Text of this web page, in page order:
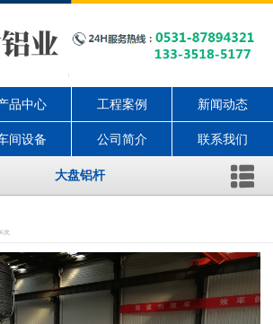
品中心 工程案例 新闻动态
间设备 公司简介 联系我们
大盘铝杆
次